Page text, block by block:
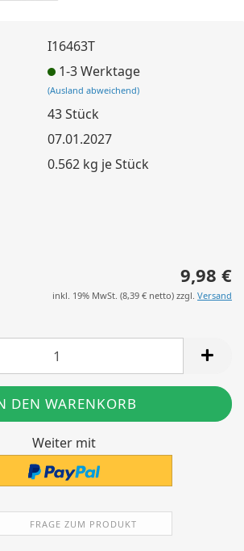
I16463T
1-3 Werktage
(Ausland abweichend)
43Stück
07.01.2027
0.562 kg je Stück
9,98 €
inkl. 19% MwSt. (8,39 € netto) zzgl. Versand
Weiter mit
FRAGE ZUM PRODUKT